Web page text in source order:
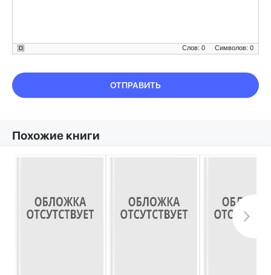
Символов: 0
Слов: 0
ОТПРАВИТЬ
Похожие книги